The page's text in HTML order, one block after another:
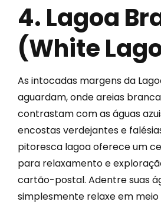
4. Lagoa
(White
As intocadas margens da
aguardam, onde areias
contrastam com as águas
encostas verdejantes e
pitoresca lagoa oferece um
para relaxamento e
cartão-postal. Adentre suas
simplesmente relaxe em